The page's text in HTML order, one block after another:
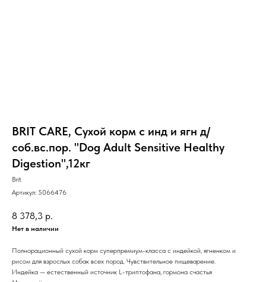
BRIT CARE, Сухой корм с инд и ягн д/
соб.вс.пор. "Dog Adult Sensitive Healthy
Digestion",12кг
Brit
Артикул: 5066476
8 378,3 р.
Нет в наличии
Полнорационный сухой корм суперпремиум-класса с индейкой, ягненком и
рисом для взрослых собак всех пород. Чувствительное пищеварение.
Индейка — естественный источник L-триптофана, гормона счастья